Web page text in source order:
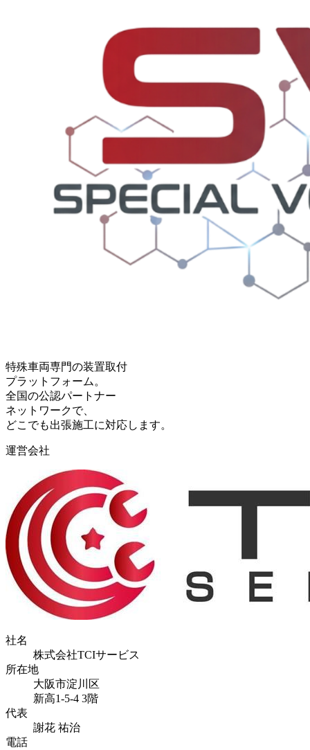
特殊車両専門の装置取付
プラットフォーム。
全国の公認パートナー
ネットワークで、
どこでも出張施工に対応します。
運営会社
社名
株式会社TCIサービス
所在地
大阪市淀川区
新高1-5-4 3階
代表
謝花 祐治
電話